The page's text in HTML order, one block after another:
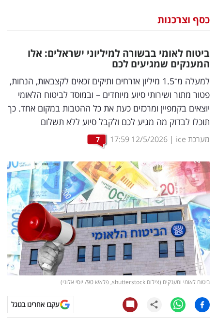
וצרכנות
דיגיטל
וטק
שיווק
ופרסום
משפט
מדדים
ומחקרים
דעות
רכילות
עסקית
קריפטו
ויראלי
טלוויזיה
כסף וצרכנות
ביטוח לאומי בבשורה למיליוני ישראלים: אלו
המענקים שמגיעים לכם
למעלה מ־1.5 מיליון אזרחים ותיקים זכאים לקצבאות, הנחות,
פטור מתור ושירותי סיוע מיוחדים – ובמוסד לביטוח הלאומי
יוצאים בקמפיין ומרכזים כעת את כל ההטבות במקום אחד. כך
תוכלו לבדוק מה מגיע לכם ולקבל סיוע ללא תשלום
מערכת ice |
12/5/2026
17:59
7
ביטוח לאומי ומענקים (צילום shutterstock, פלאש 90/ יוסי אלוני)
עקבו אחרינו בגוגל